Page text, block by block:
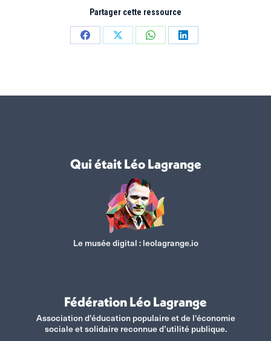
Partager cette ressource
PartagerPartagerPartagerPartager
Qui était Léo Lagrange
Le musée digital :leolagrange.io
Fédération Léo Lagrange
Association d'éducation populaire et de l'économie
sociale et solidaire reconnue d’utilité publique.